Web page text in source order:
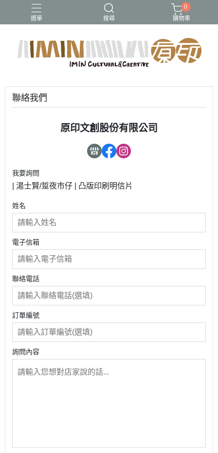
選單 搜尋
0
購物車
聯絡我們
原印文創股份有限公司
我要詢問
| 湯士賢/踅夜市仔 | 凸版印刷明信片
姓名
電子信箱
聯絡電話
訂單編號
詢問內容